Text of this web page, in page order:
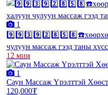
1
чулуун массаж гээд таны
12 мин
1
Саун Массаж Үрэлттэй
120,000₮